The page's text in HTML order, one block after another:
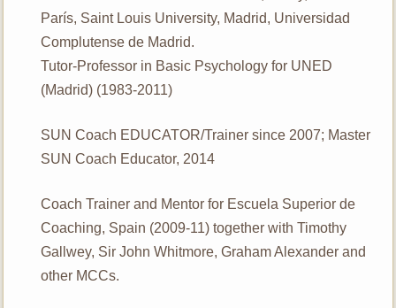
París, Saint Louis University, Madrid, Universidad
Complutense de Madrid.
Tutor-Professor in Basic Psychology for UNED
(Madrid) (1983-2011)
SUN Coach EDUCATOR/Trainer since 2007; Master
SUN Coach Educator, 2014
Coach Trainer and Mentor for Escuela Superior de
Coaching, Spain (2009-11) together with Timothy
Gallwey, Sir John Whitmore, Graham Alexander and
other MCCs.